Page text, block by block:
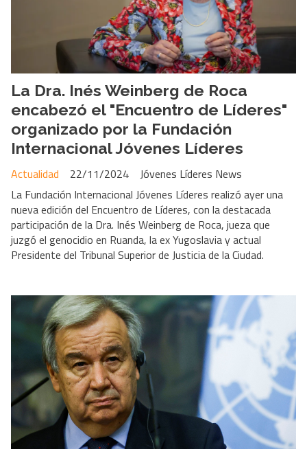
La Dra. Inés Weinberg de Roca
encabezó el "Encuentro de Líderes"
organizado por la Fundación
Internacional Jóvenes Líderes
Jóvenes Líderes News
Actualidad
22/11/2024
La Fundación Internacional Jóvenes Líderes realizó ayer una
nueva edición del Encuentro de Líderes, con la destacada
participación de la Dra. Inés Weinberg de Roca, jueza que
juzgó el genocidio en Ruanda, la ex Yugoslavia y actual
Presidente del Tribunal Superior de Justicia de la Ciudad.